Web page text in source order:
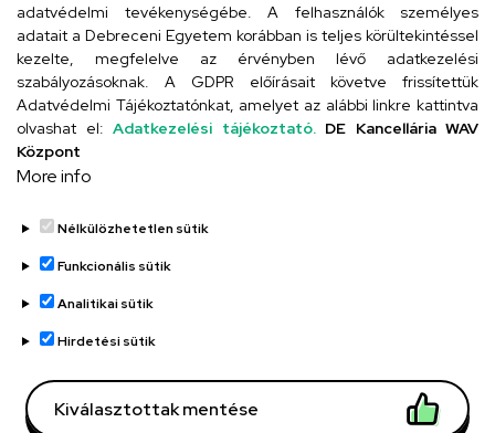
Szervezeti telefonkönyv
UD telefonkönyv
Adatvédelem
Adatvédelem
Régi oldal
adatvédelmi tevékenységébe. A felhasználók személyes
adatait a Debreceni Egyetem korábban is teljes körültekintéssel
kezelte, megfelelve az érvényben lévő adatkezelési
szabályozásoknak. A GDPR előírásait követve frissítettük
Adatvédelmi Tájékoztatónkat, amelyet az alábbi linkre kattintva
olvashat el: Adatkezelési tájékoztató. DE Kancellária WAV
Központ
More info
Nélkülözhetetlen sütik
Funkcionális sütik
Analitikai sütik
Hirdetési sütik
Kiválasztottak mentése